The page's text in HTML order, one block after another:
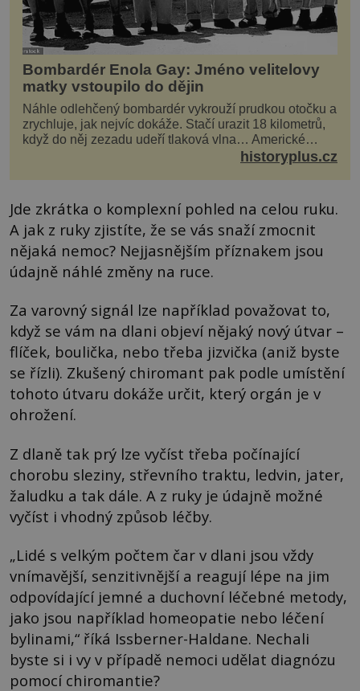
Bombardér Enola Gay: Jméno velitelovy
matky vstoupilo do dějin
Náhle odlehčený bombardér vykrouží prudkou otočku a
zrychluje, jak nejvíc dokáže. Stačí urazit 18 kilometrů,
když do něj zezadu udeří tlaková vlna… Americké
rozhodnutí svrhnout ničivou jadernou bombu ...historyplus.cz
Jde zkrátka o komplexní pohled na celou ruku.
A jak z ruky zjistíte, že se vás snaží zmocnit
nějaká nemoc? Nejjasnějším příznakem jsou
údajně náhlé změny na ruce.
Za varovný signál lze například považovat to,
když se vám na dlani objeví nějaký nový útvar –
flíček, boulička, nebo třeba jizvička (aniž byste
se řízli). Zkušený chiromant pak podle umístění
tohoto útvaru dokáže určit, který orgán je v
ohrožení.
Z dlaně tak prý lze vyčíst třeba počínající
chorobu sleziny, střevního traktu, ledvin, jater,
žaludku a tak dále. A z ruky je údajně možné
vyčíst i vhodný způsob léčby.
„Lidé s velkým počtem čar v dlani jsou vždy
vnímavější, senzitivnější a reagují lépe na jim
odpovídající jemné a duchovní léčebné metody,
jako jsou například homeopatie nebo léčení
bylinami,“ říká Issberner-Haldane. Nechali
byste si i vy v případě nemoci udělat diagnózu
pomocí chiromantie?